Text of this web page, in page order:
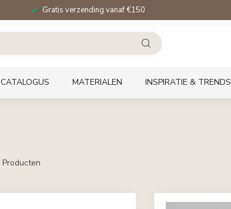
Gratis verzending vanaf €150
CATALOGUS MATERIALEN INSPIRATIE & TRENDS
Producten